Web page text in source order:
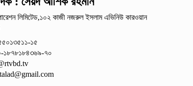
লিমিটেড,১০২ কাজী নজরুল ইসলামএভিনিউ কারওয়ান
১৫
১৮৭৮১৮৪৩৬৯-৭০